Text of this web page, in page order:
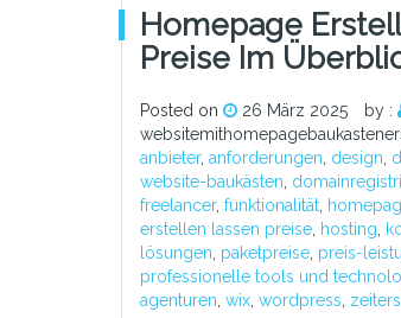
Homepage
Preise Im
Posted on 26 März 2025
by :
anbieter, anforderungen design
website-baukästen
freelancer, funktionalität
erstellen lassen preise hosting
lösungen paketpreise preis-
professionelle tools und
agenturen wix wordpress